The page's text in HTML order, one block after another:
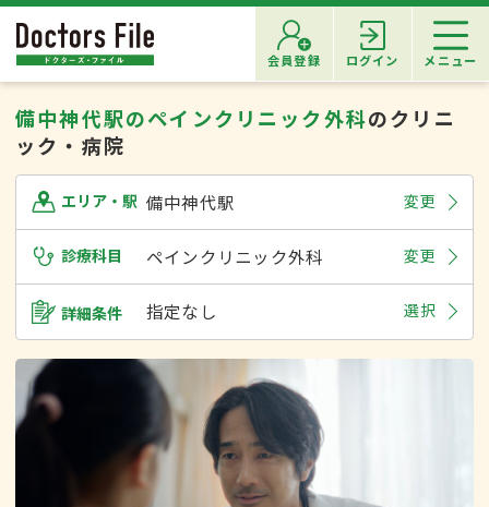
会員登録 ログイン メニュー
備中神代駅のペインクリニック外科のクリニ
ック・病院
エリア・駅 備中神代駅 変更
診療科目 ペインクリニック外科 変更
詳細条件 指定なし 選択